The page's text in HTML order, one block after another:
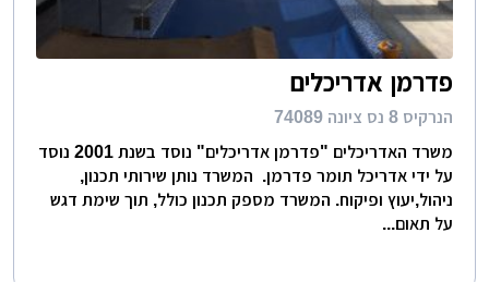
פדרמן אדריכלים
הנרקיס 8 נס ציונה 74089
משרד האדריכלים "פדרמן אדריכלים" נוסד בשנת 2001 נוסד
על ידי אדריכל תומר פדרמן. המשרד נותן שירותי תכנון,
ניהול,יעוץ ופיקוח. המשרד מספק תכנון כולל, תוך שימת דגש
על תאום...